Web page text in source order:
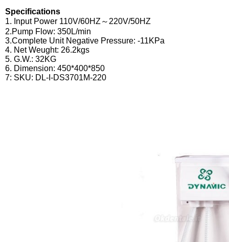
Specifications
1. Input Power 110V/60HZ～220V/50HZ
2.Pump Flow: 350L/min
3.Complete Unit Negative Pressure: -11KPa
4. Net Weught: 26.2kgs
5. G.W.: 32KG
6. Dimension: 450*400*850
7: SKU: DL-I-DS3701M-220